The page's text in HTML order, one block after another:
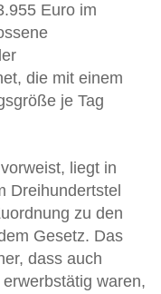
Euro im
die mit einem
je Tag
liegt in
Dreihundertstel
zu den
Gesetz. Das
dass auch
waren,